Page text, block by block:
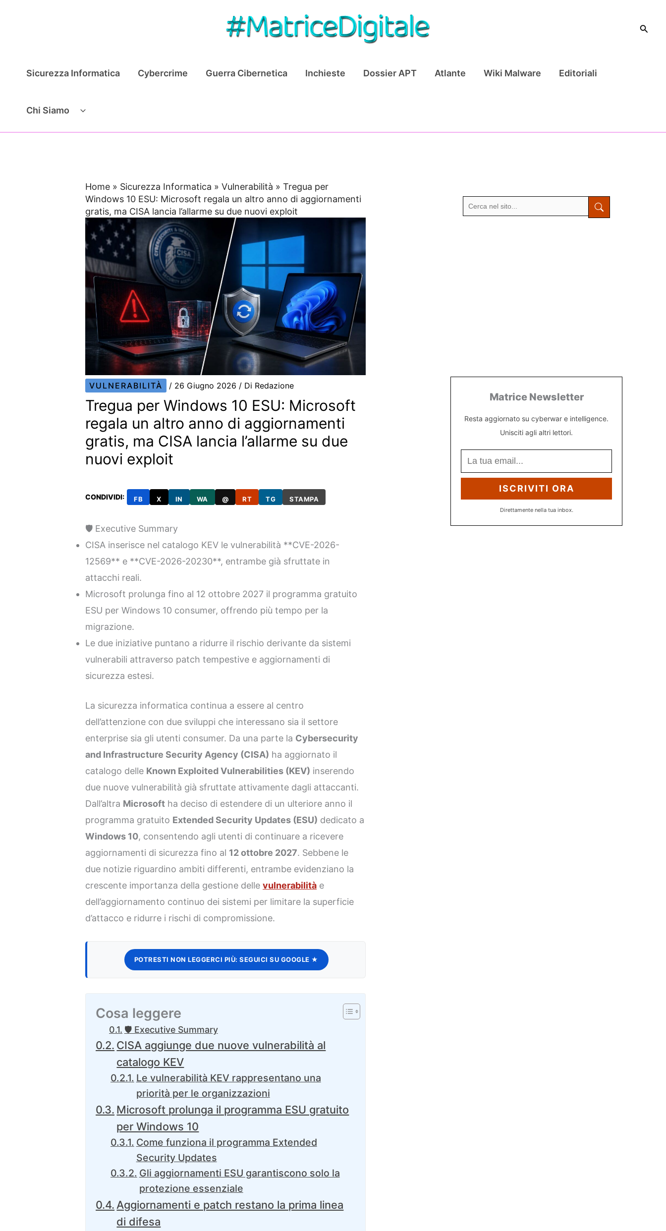
Cerca
Sicurezza Informatica Cybercrime Guerra Cibernetica Inchieste Dossier APT Atlante Wiki Malware Editoriali
Chi Siamo
Home » Sicurezza Informatica »Vulnerabilità »Tregua per
Windows 10 ESU: Microsoft regala un altro anno di aggiornamenti
gratis, ma CISA lancia l’allarme su due nuovi exploit
VULNERABILITÀ / 26 Giugno 2026 / Di Redazione
Tregua per Windows 10 ESU: Microsoft
regala un altro anno di aggiornamenti
gratis, ma CISA lancia l’allarme su due
nuovi exploit
CONDIVIDI: FB X IN WA @ RT TG STAMPA
🛡️ Executive Summary
CISA inserisce nel catalogo KEV le vulnerabilità **CVE-2026-
12569** e **CVE-2026-20230**, entrambe già sfruttate in
attacchi reali.
Microsoft prolunga fino al 12 ottobre 2027 il programma gratuito
ESU per Windows 10 consumer, offrendo più tempo per la
migrazione.
Le due iniziative puntano a ridurre il rischio derivante da sistemi
vulnerabili attraverso patch tempestive e aggiornamenti di
sicurezza estesi.
La sicurezza informatica continua a essere al centro
dell’attenzione con due sviluppi che interessano sia il settore
enterprise sia gli utenti consumer. Da una parte la Cybersecurity
and Infrastructure Security Agency (CISA) ha aggiornato il
catalogo delle Known Exploited Vulnerabilities (KEV) inserendo
due nuove vulnerabilità già sfruttate attivamente dagli attaccanti.
Dall’altra Microsoft ha deciso di estendere di un ulteriore anno il
programma gratuito Extended Security Updates (ESU) dedicato a
Windows 10, consentendo agli utenti di continuare a ricevere
aggiornamenti di sicurezza fino al 12 ottobre 2027. Sebbene le
due notizie riguardino ambiti differenti, entrambe evidenziano la
crescente importanza della gestione dellevulnerabilità e
dell’aggiornamento continuo dei sistemi per limitare la superficie
d’attacco e ridurre i rischi di compromissione.
POTRESTI NON LEGGERCI PIÙ: SEGUICI SU GOOGLE ★
Cosa leggere
🛡️ Executive Summary
CISA aggiunge due nuove vulnerabilità al
catalogo KEV
Le vulnerabilità KEV rappresentano una
priorità per le organizzazioni
Microsoft prolunga il programma ESU gratuito
per Windows 10
Come funziona il programma Extended
Security Updates
Gli aggiornamenti ESU garantiscono solo la
protezione essenziale
Aggiornamenti e patch restano la prima linea
di difesa
Matrice Newsletter
Resta aggiornato su cyberwar e intelligence.
Unisciti agli altri lettori.
ISCRIVITI ORA
Direttamente nella tua inbox.